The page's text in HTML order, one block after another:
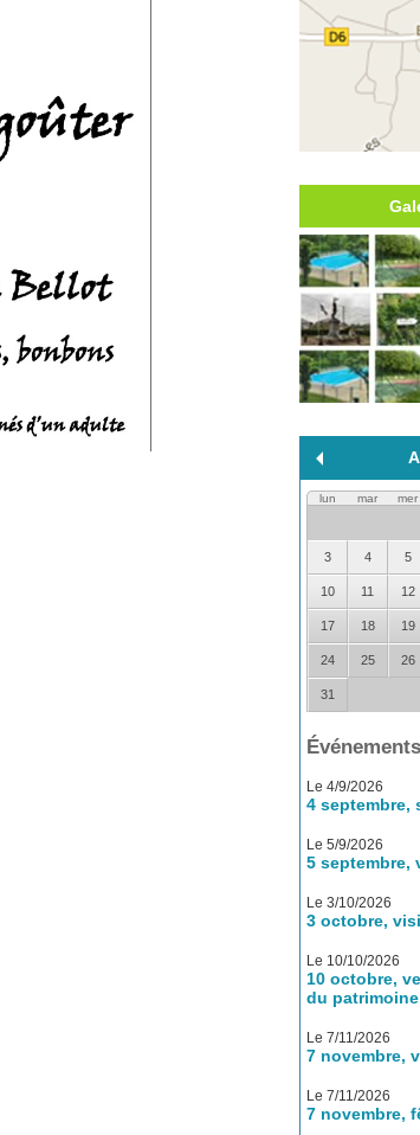
lun mar mer
3 4 5
10 11 12
17 18 19
24 25 26
31
Le 4/9/2026
4 septembre,
Le 5/9/2026
5 septembre,
Le 3/10/2026
3 octobre,
Le 10/10/2026
10 octobre,
du patrimoine
Le 7/11/2026
7 novembre,
Le 7/11/2026
7 novembre,